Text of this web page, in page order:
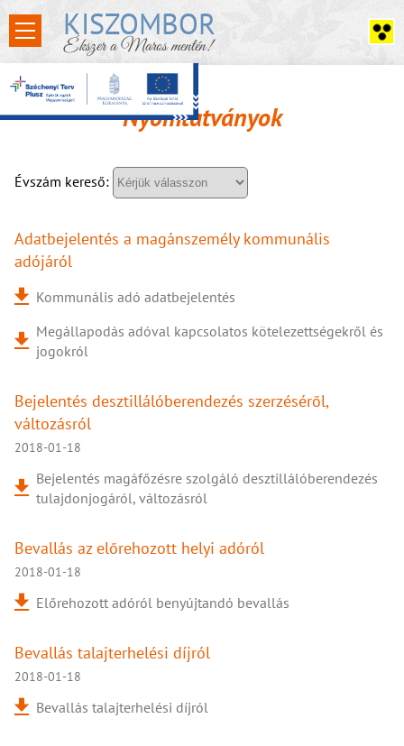
KISZOMBOR
Ékszer a Maros mentén!
Nyomtatványok
Évszám kereső:
Adatbejelentés a magánszemély kommunális
adójáról
Kommunális adó adatbejelentés
Megállapodás adóval kapcsolatos kötelezettségekről és
jogokról
Bejelentés desztillálóberendezés szerzéséről,
változásról
2018-01-18
Bejelentés magáfőzésre szolgáló desztillálóberendezés
tulajdonjogáról, változásról
Bevallás az előrehozott helyi adóról
2018-01-18
Előrehozott adóról benyújtandó bevallás
Bevallás talajterhelési díjról
2018-01-18
Bevallás talajterhelési díjról